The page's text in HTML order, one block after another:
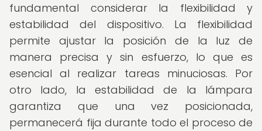
fundamental considerar la flexibilidad y
estabilidad del dispositivo. La flexibilidad
permite ajustar la posición de la luz de
manera precisa y sin esfuerzo, lo que es
esencial al realizar tareas minuciosas. Por
otro lado, la estabilidad de la lámpara
garantiza que una vez posicionada,
permanecerá fija durante todo el proceso de